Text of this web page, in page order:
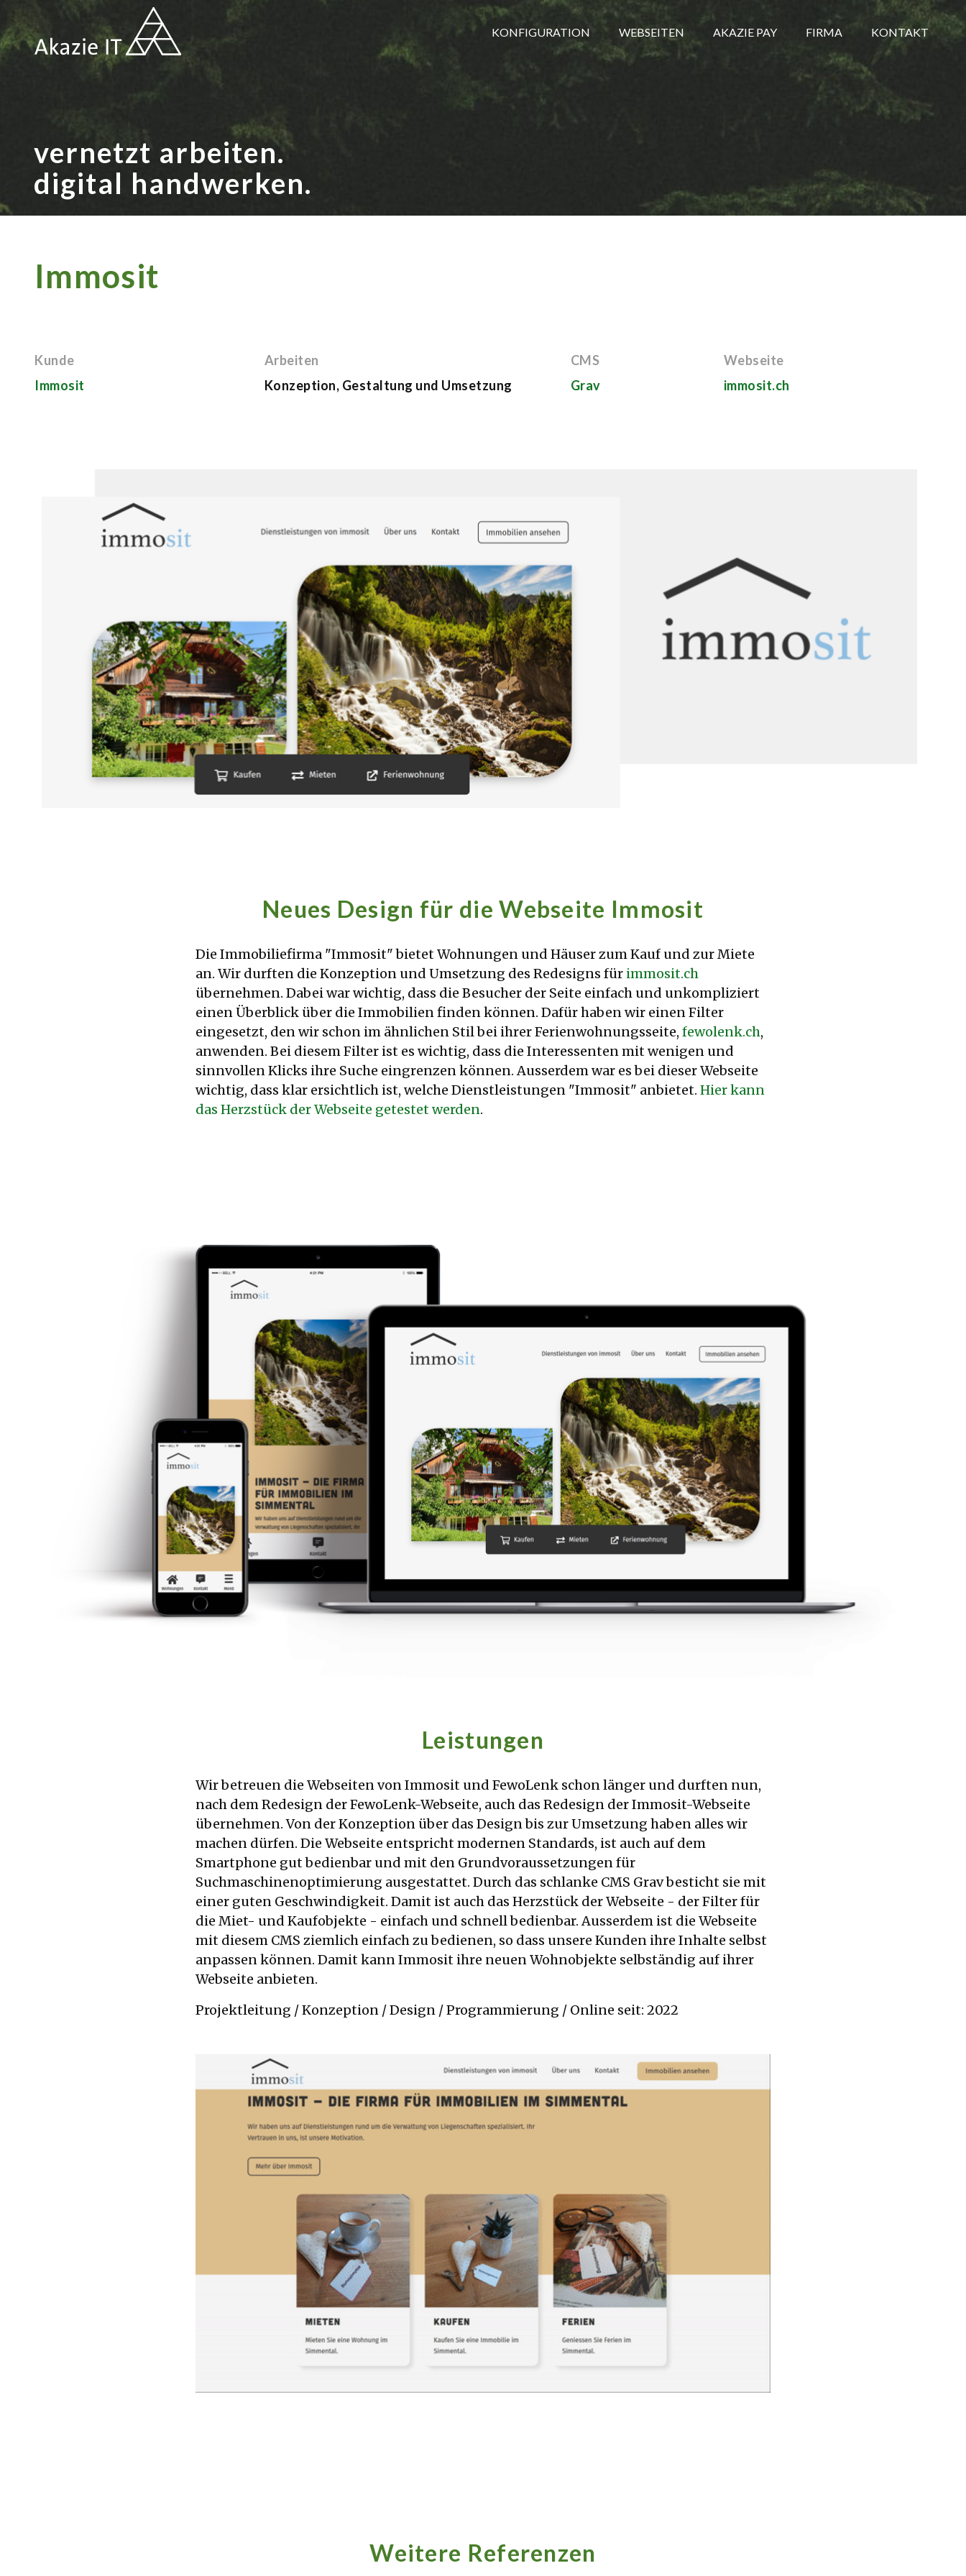
KONTAKT
FIRMA
AKAZIE PAY
WEBSEITEN
KONFIGURATION
vernetzt arbeiten.
digital handwerken.
Immosit
Kunde
Immosit
Arbeiten
Konzeption, Gestaltung und Umsetzung
CMS
Grav
Webseite
immosit.ch
Neues Design für die Webseite Immosit
Die Immobiliefirma "Immosit" bietet Wohnungen und Häuser zum Kauf und zur Miete
an. Wir durften die Konzeption und Umsetzung des Redesigns für immosit.ch
übernehmen. Dabei war wichtig, dass die Besucher der Seite einfach und unkompliziert
einen Überblick über die Immobilien finden können. Dafür haben wir einen Filter
eingesetzt, den wir schon im ähnlichen Stil bei ihrer Ferienwohnungsseite, fewolenk.ch,
anwenden. Bei diesem Filter ist es wichtig, dass die Interessenten mit wenigen und
sinnvollen Klicks ihre Suche eingrenzen können. Ausserdem war es bei dieser Webseite
wichtig, dass klar ersichtlich ist, welche Dienstleistungen "Immosit" anbietet. Hier kann
das Herzstück der Webseite getestet werden.
Leistungen
Wir betreuen die Webseiten von Immosit und FewoLenk schon länger und durften nun,
nach dem Redesign der FewoLenk-Webseite, auch das Redesign der Immosit-Webseite
übernehmen. Von der Konzeption über das Design bis zur Umsetzung haben alles wir
machen dürfen. Die Webseite entspricht modernen Standards, ist auch auf dem
Smartphone gut bedienbar und mit den Grundvoraussetzungen für
Suchmaschinenoptimierung ausgestattet. Durch das schlanke CMS Grav besticht sie mit
einer guten Geschwindigkeit. Damit ist auch das Herzstück der Webseite - der Filter für
die Miet- und Kaufobjekte - einfach und schnell bedienbar. Ausserdem ist die Webseite
mit diesem CMS ziemlich einfach zu bedienen, so dass unsere Kunden ihre Inhalte selbst
anpassen können. Damit kann Immosit ihre neuen Wohnobjekte selbständig auf ihrer
Webseite anbieten.
Projektleitung / Konzeption / Design / Programmierung / Online seit: 2022
Weitere Referenzen